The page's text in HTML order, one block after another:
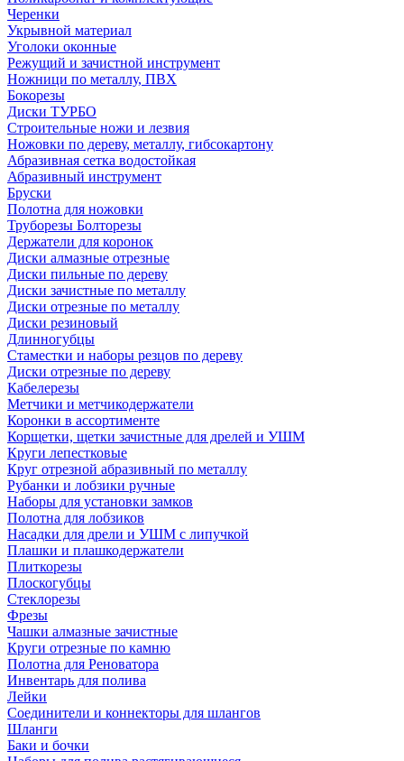
Черенки
Укрывной материал
Уголоки оконные
Режущий и зачистной инструмент
Ножници по металлу, ПВХ
Бокорезы
Диски ТУРБО
Строительные ножи и лезвия
Ножовки по дереву, металлу, гибсокартону
Абразивная сетка водостойкая
Абразивный инструмент
Бруски
Полотна для ножовки
Труборезы Болторезы
Держатели для коронок
Диски алмазные отрезные
Диски пильные по дереву
Диски зачистные по металлу
Диски отрезные по металлу
Диски резиновый
Длинногубцы
Стаместки и наборы резцов по дереву
Диски отрезные по дереву
Кабелерезы
Метчики и метчикодержатели
Коронки в ассортименте
Корщетки, щетки зачистные для дрелей и УШМ
Круги лепестковые
Круг отрезной абразивный по металлу
Рубанки и лобзики ручные
Наборы для установки замков
Полотна для лобзиков
Насадки для дрели и УШМ с липучкой
Плашки и плашкодержатели
Плиткорезы
Плоскогубцы
Стеклорезы
Фрезы
Чашки алмазные зачистные
Круги отрезные по камню
Полотна для Реноватора
Инвентарь для полива
Лейки
Соединители и коннекторы для шлангов
Шланги
Баки и бочки